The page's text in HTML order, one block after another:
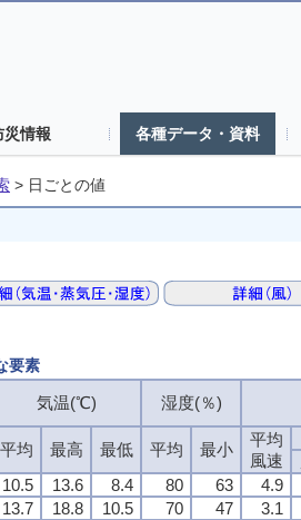
災情報 各種データ・資料
> 日ごとの値
要素
気温(℃) 湿度(％)
平均 最高 最低 平均 最小
平均
風速
10.5 13.6 8.4 80 63 4.9
13.7 18.8 10.5 70 47 3.1